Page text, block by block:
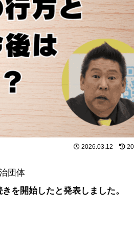
2026.03.12
団体
を開始したと発表しました。